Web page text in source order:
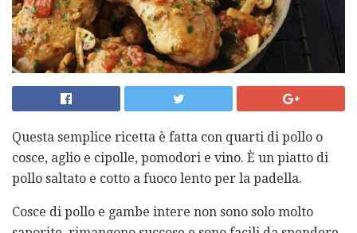
Questa semplice ricetta è fatta con quarti di pollo o
cosce, aglio e cipolle, pomodori e vino. È un piatto di
pollo saltato e cotto a fuoco lento per la padella.
Cosce di pollo e gambe intere non sono solo molto